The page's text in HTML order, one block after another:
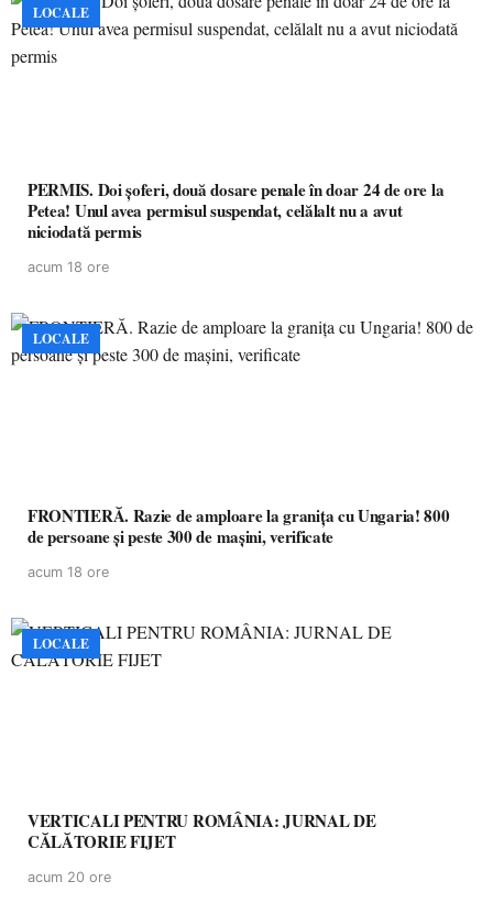
LOCALE
PERMIS. Doi șoferi, două dosare penale în doar 24 de ore la
Petea! Unul avea permisul suspendat, celălalt nu a avut
niciodată permis
acum 18 ore
LOCALE
FRONTIERĂ. Razie de amploare la granița cu Ungaria! 800
de persoane și peste 300 de mașini, verificate
acum 18 ore
LOCALE
VERTICALI PENTRU ROMÂNIA: JURNAL DE
CĂLĂTORIE FIJET
acum 20 ore